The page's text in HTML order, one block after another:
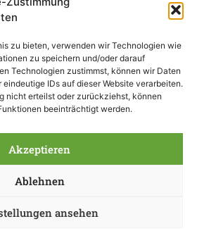
zu bieten, verwenden wir Technologien wie
zu speichern und/oder darauf
Technologien zustimmst, können wir Daten
IDs auf dieser Website verarbeiten.
nicht erteilst oder zurückziehst, können
beeinträchtigt werden.
Akzeptieren
Ablehnen
ansehen
KG
84 84
B.A.L.L.S. Management KG